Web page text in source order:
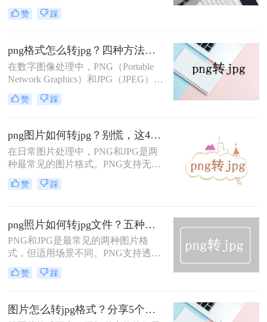
JPG 作为一种通用性极强的图像压缩
格式，能够在保持较高画质的同时显
输、社交分享、证件照提交及各类平
台上传。然而，很多用户在操作时容
易混淆“改后缀”与“真实格式转换”，
导致图片损坏或出现黑边、花屏等问
题。本文从操作难度、转换质量、隐
私安全、批量能力四个维度，对比三
速选择最合适的方法。
赞 踩
png格式怎么转jpg？四种方法对比，一看就懂！
在数字图像处理中，PNG（Portable
Network Graphics）和JPG（JPEG）是
两种常见的图片格式。PNG以其无损
压缩和透明度支持而著称，而JPG则
在互联网上占据主导地位。为了满足
不同的需求，我们经常需要将PNG格
式的图片转换为JPG格式。那么png格
式怎么转jpg​呢？本文将介绍四种将
PNG转换为JPG的高效方法，帮助用
户轻松完成图片格式的转换。
赞 踩
png图片如何转jpg？别慌，这4招随便用！
在日常图片处理中，PNG和JPG是两
种最常见的图片格式。PNG支持无损
压缩和透明背景，适合存储设计稿、
图标等需要保留细节和透明区域的图
分享和日常照片存储。那么，PNG图
片如何转JPG呢？本文将先给出四种
方案的直观对比，再逐一拆解操作步
骤，您可根据图片数量、画质要求和
隐私需求快速选择最合适的方法。
赞 踩
png照片如何转jpg文件？五种方法实测对比，附各场景最优选!！
PNG和JPG是最常见的两种图片格
式，但适用场景不同。PNG支持透明
背景、无损压缩，适合logo、截图、
设计稿；JPG压缩率高、文件体积
分享、证件照提交。很多时候我们需
要把PNG转成JPG——但不同方法在
赞 踩
图片怎么转jpg格式？分享5个实用转换方法！